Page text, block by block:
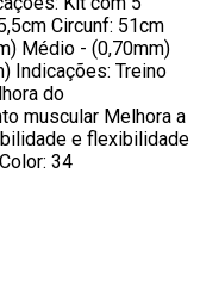
Circunf: 51cm
Médio - (0,70mm)
Indicações: Treino
do
muscular Melhora a
e flexibilidade
34